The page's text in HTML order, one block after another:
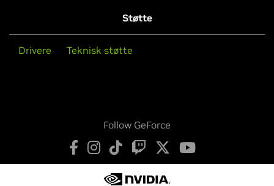
Støtte
Drivere Teknisk støtte
Follow GeForce